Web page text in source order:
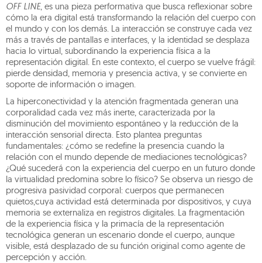
OFF LINE, es una pieza performativa que busca reflexionar sobre
cómo la era digital está transformando la relación del cuerpo con
el mundo y con los demás. La interacción se construye cada vez
más a través de pantallas e interfaces, y la identidad se desplaza
hacia lo virtual, subordinando la experiencia física a la
representación digital. En este contexto, el cuerpo se vuelve frágil:
pierde densidad, memoria y presencia activa, y se convierte en
soporte de información o imagen.
La hiperconectividad y la atención fragmentada generan una
corporalidad cada vez más inerte, caracterizada por la
disminución del movimiento espontáneo y la reducción de la
interacción sensorial directa. Esto plantea preguntas
fundamentales: ¿cómo se redefine la presencia cuando la
relación con el mundo depende de mediaciones tecnológicas?
¿Qué sucederá con la experiencia del cuerpo en un futuro donde
la virtualidad predomina sobre lo físico? Se observa un riesgo de
progresiva pasividad corporal: cuerpos que permanecen
quietos,cuya actividad está determinada por dispositivos, y cuya
memoria se externaliza en registros digitales. La fragmentación
de la experiencia física y la primacía de la representación
tecnológica generan un escenario donde el cuerpo, aunque
visible, está desplazado de su función original como agente de
percepción y acción.